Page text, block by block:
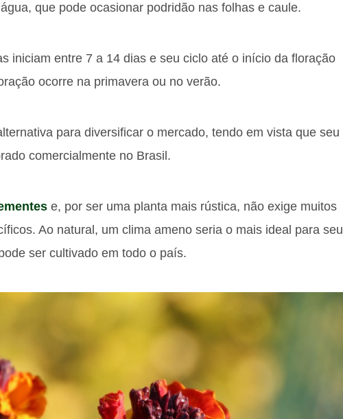
que pode ocasionar podridão nas folhas e caule.
iniciam entre 7 a 14 dias e seu ciclo até o início da floração
ocorre na primavera ou no verão.
para diversificar o mercado, tendo em vista que seu
comercialmente no Brasil.
e, por ser uma planta mais rústica, não exige muitos
Ao natural, um clima ameno seria o mais ideal para seu
ser cultivado em todo o país.